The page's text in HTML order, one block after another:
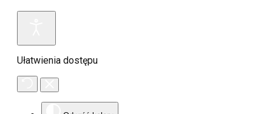
Ułatwienia dostępu